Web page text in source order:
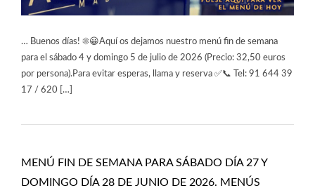
… Buenos días! ☀️😀Aquí os dejamos nuestro menú fin de semana
para el sábado 4 y domingo 5 de julio de 2026 (Precio: 32,50 euros
por persona).Para evitar esperas, llama y reserva ✅📞 Tel: 91 644 39
17 / 620 […]
MENÚ FIN DE SEMANA PARA SÁBADO DÍA 27 Y
DOMINGO DÍA 28 DE JUNIO DE 2026. MENÚS